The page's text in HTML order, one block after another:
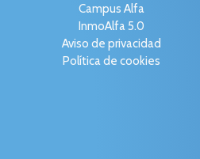
Campus Alfa
InmoAlfa 5.0
Aviso de privacidad
Política de cookies